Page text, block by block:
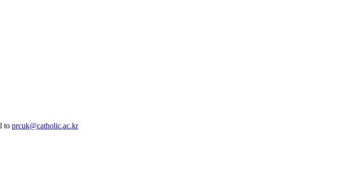
to prcuk@catholic.ac.kr